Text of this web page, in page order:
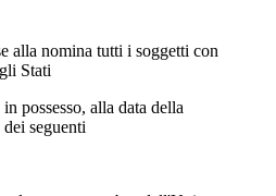
alla nomina tutti i soggetti con
Stati
possesso, alla data della
seguenti